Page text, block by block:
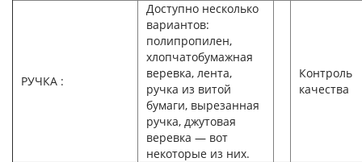
РУЧКА :
Доступно несколько
вариантов:
полипропилен,
хлопчатобумажная
веревка, лента,
ручка из витой
бумаги, вырезанная
ручка, джутовая
веревка — вот
некоторые из них.
Контроль
качества